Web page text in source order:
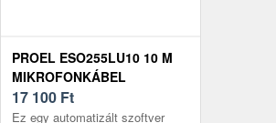
PROEL ESO255LU10 10 M
MIKROFONKÁBEL
17 100 Ft
Ez egy automatizált szoftver